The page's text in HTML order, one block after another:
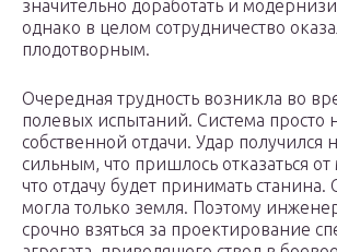
значительно доработать и
однако в целом сотрудничество
плодотворным.
Очередная трудность возникла во
полевых испытаний. Система просто
собственной отдачи. Удар получился
сильным, что пришлось отказаться
что отдачу будет принимать станина.
могла только земля. Поэтому
срочно взяться за проектирование